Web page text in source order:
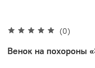
(0)
Венок на похороны